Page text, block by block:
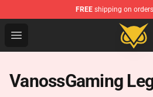
FREE shipping on
Open menu
Vanossgaming Store -
VanossGaming